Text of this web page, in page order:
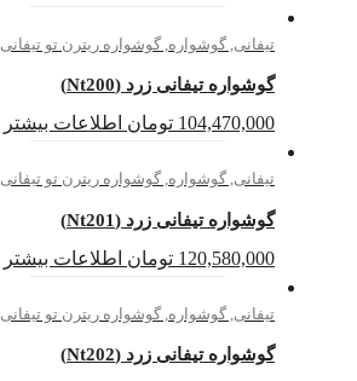
تیفانی گوشواره گوشواره ریترن تو تیفانی
گوشواره تیفانی زرد (Nt200)
104,470,000 تومان اطلاعات بیشتر
تیفانی, گوشواره, گوشواره ریترن تو تیفانی
گوشواره تیفانی زرد (Nt201)
120,580,000 تومان اطلاعات بیشتر
تیفانی گوشواره گوشواره ریترن تو تیفانی
گوشواره تیفانی زرد (Nt202)